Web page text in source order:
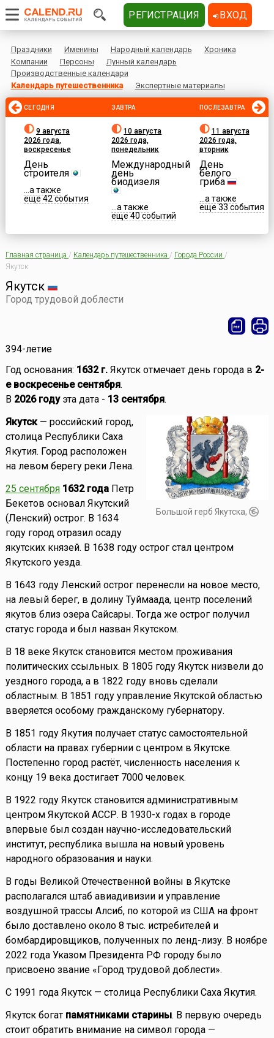
Праздники Именины Народный календарь
Хроника
Компании
Персоны
Лунный календарь
Производственные календари
Календарь путешественника
Экспертные материалы
СЕГОДНЯ
9 августа
2026 года,
воскресенье
День
строителя
...а также
еще 42 события
ЗАВТРА
10 августа
2026 года,
понедельник
Международный
день
биодизеля
...а также
еще 40 событий
ПОСЛЕЗАВТРА
11 августа
2026 года,
вторник
День
белого
гриба
...а также
еще 33 события
Главная страница / Календарь путешественника / Города России /
Якутск
Якутск
Город трудовой доблести
394-летие
Год основания: 1632 г.Якутск отмечает день города в 2-
е воскресенье сентября.
В 2026 годуэта дата - 13 сентября.
Большой герб Якутска,
Якутск— российский город,
столица Республики Саха
Якутия. Город расположен
на левом берегу реки Лена.
25 сентября 1632 годаПетр
Бекетов основал Якутский
(Ленский) острог. В 1634
году город отразил осаду
якутских князей. В 1638 году острог стал центром
Якутского уезда.
В 1643 году Ленский острог перенесли на новое место,
на левый берег, в долину Туймаада, центр поселений
якутов близ озера Сайсары. Тогда же острог получил
статус города и был назван Якутском.
В 18 веке Якутск становится местом проживания
политических ссыльных. В 1805 году Якутск низвели до
уездного города, а в 1822 году вновь сделали
областным. В 1851 году управление Якутской областью
вверяется особому гражданскому губернатору.
В 1851 году Якутия получает статус самостоятельной
области на правах губернии с центром в Якутске.
Постепенно город растёт, численность населения к
концу 19 века достигает 7000 человек.
В 1922 году Якутск становится административным
центром Якутской АССР. В 1930-х годах в городе
впервые был создан научно-исследовательский
институт, республика вышла на новый уровень
народного образования и науки.
В годы Великой Отечественной войны в Якутске
располагался штаб авиадивизии и управление
воздушной трассы Алсиб, по которой из США на фронт
было доставлено около 8 тыс. истребителей и
бомбардировщиков, полученных по ленд-лизу. В ноябре
2022 года Указом Президента РФ городу было
присвоено звание «Город трудовой доблести».
C 1991 года Якутск — столица Республики Саха Якутия.
Якутск богат памятниками старины. В первую очередь
стоит обратить внимание на символ города —
РЕГИСТРАЦИЯ ВХОД